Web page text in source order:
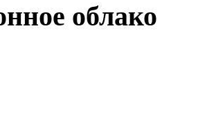
облако